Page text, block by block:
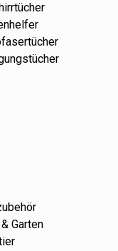
Garten